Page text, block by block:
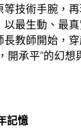
等技術手腕，
以最生動、最
長教師開始，
開承平”的幻想
記憶